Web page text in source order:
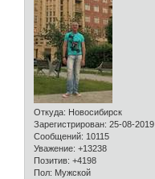
Откуда: Новосибирск
Зарегистрирован: 25-08-2019
Сообщений: 10115
Уважение: +13238
Позитив: +4198
Пол: Мужской